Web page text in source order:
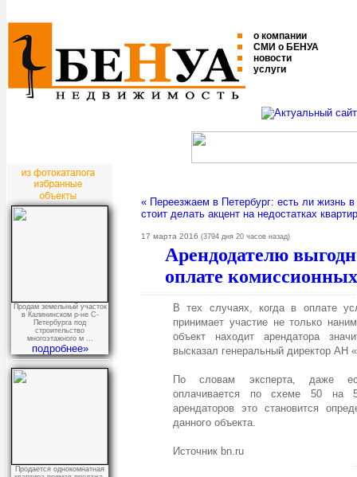
о компании
СМИ о БЕНУА
новости
услуги
Продам земельный участок
в Калининском р-не С-
Петербурга под
строительство
многоэтажного м ...
подробнее»
Продается однокомнатная
« Переезжаем в Петербург: есть ли жизнь в
стоит делать акцент на недостатках
17 марта 2016 (3794 дня 20 часов назад)
Арендодателю
оплате
В тех случаях, когда в оплате
принимает участие не только
объект находит арендатора
высказал генеральный директор АН
По словам эксперта, даже
оплачивается по схеме 50 на
арендаторов это становится
данного объекта.
Источник bn.ru